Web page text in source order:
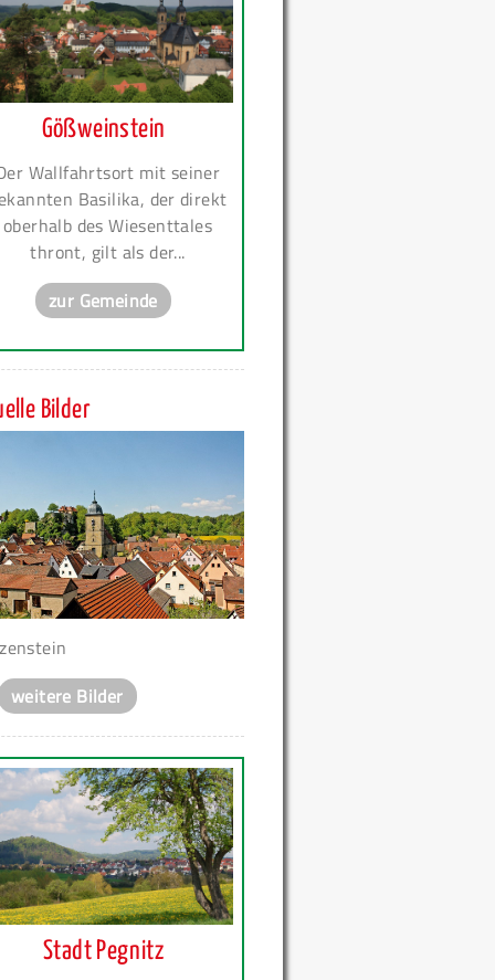
Gößweinstein
Wallfahrtsort mit seiner
Basilika, der direkt
oberhalb des Wiesenttales
thront, gilt als der...
zur Gemeinde
Bilder
weitere Bilder
Stadt Pegnitz